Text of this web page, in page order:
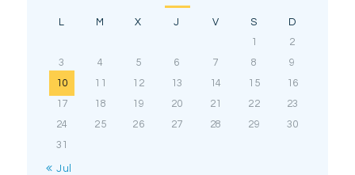
L M X J V S
D
1
2
3
4 5 6 7 8
9
10
11 12 13 14 15
16
17
18 19 20 21 22
23
24
25 26 27 28 29
30
31
« Jul